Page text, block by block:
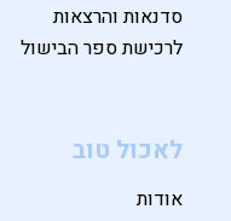
סדנאות והרצאות
לרכישת ספר הבישול
לאכול טוב
אודות